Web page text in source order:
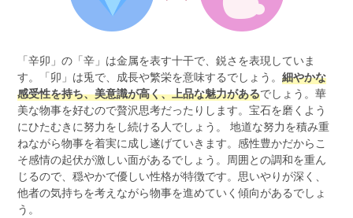
「辛卯」の「辛」は金属を表す十干で、鋭さを表現していま
す。「卯」は兎で、成長や繁栄を意味するでしょう。細やかな
感受性を持ち、美意識が高く、上品な魅力があるでしょう。華
美な物事を好むので贅沢思考だったりします。宝石を磨くよう
にひたむきに努力をし続ける人でしょう。 地道な努力を積み重
ねながら物事を着実に成し遂げていきます。感性豊かだからこ
そ感情の起伏が激しい面があるでしょう。周囲との調和を重ん
じるので、穏やかで優しい性格が特徴です。思いやりが深く、
他者の気持ちを考えながら物事を進めていく傾向があるでしょ
う。